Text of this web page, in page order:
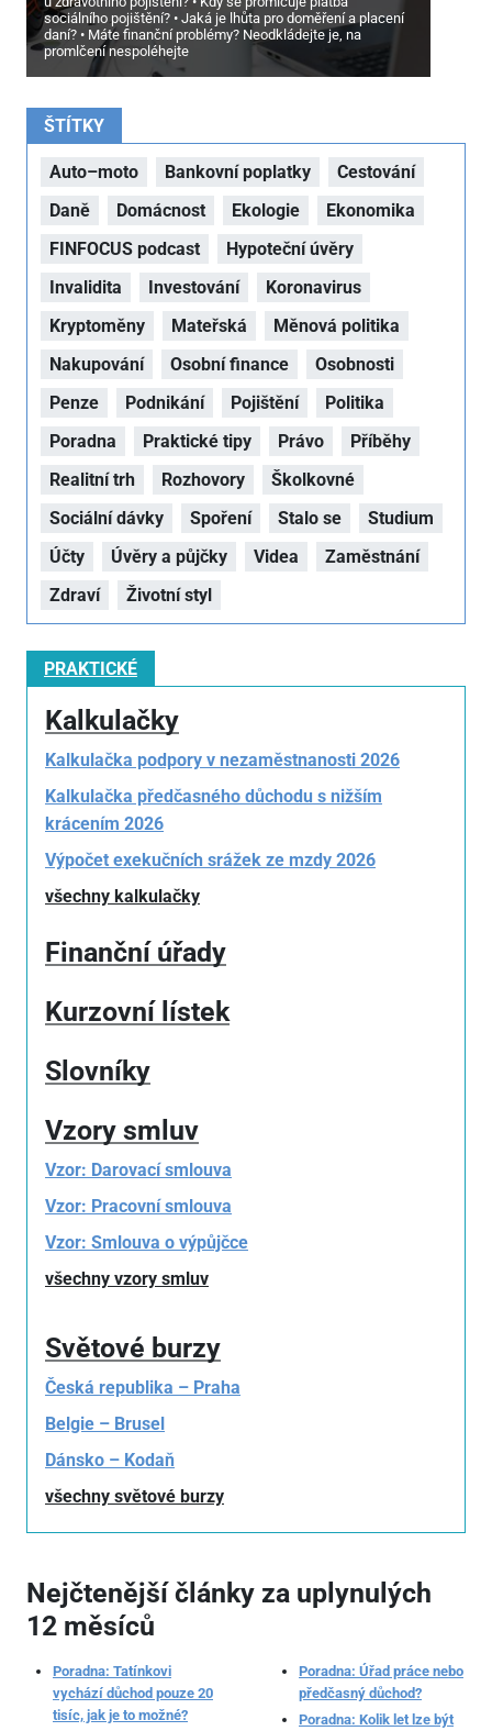
sociálního pojištění?
Jaká je lhůta pro doměření a placení
daní?
Máte finanční problémy? Neodkládejte je, na
promlčení nespoléhejte
ŠTÍTKY
Auto–moto Bankovní poplatky
Cestování
Daně
Domácnost Ekologie
Ekonomika
FINFOCUS podcast
Hypoteční úvěry
Invalidita
Investování
Koronavirus
Kryptoměny
Mateřská
Měnová politika
Nakupování
Osobní finance
Osobnosti
Penze
Podnikání Pojištění
Politika
Poradna
Praktické tipy Právo
Příběhy
Realitní trh
Rozhovory
Školkovné
Sociální dávky
Spoření Stalo se
Studium
Účty
Úvěry a půjčky Videa
Zaměstnání
Zdraví
Životní styl
PRAKTICKÉ
Kalkulačky
Kalkulačka podpory v nezaměstnanosti 2026
Kalkulačka předčasného důchodu s nižším
krácením 2026
Výpočet exekučních srážek ze mzdy 2026
všechny kalkulačky
Finanční úřady
Kurzovní lístek
Slovníky
Vzory smluv
Vzor: Darovací smlouva
Vzor: Pracovní smlouva
Vzor: Smlouva o výpůjčce
všechny vzory smluv
Světové burzy
Česká republika – Praha
Belgie – Brusel
Dánsko – Kodaň
všechny světové burzy
Nejčtenější články za uplynulých
12 měsíců
Poradna: Tatínkovi
vychází důchod pouze 20
tisíc, jak je to možné?
Poradna: Úřad práce nebo
předčasný důchod?
Poradna: Kolik let lze být